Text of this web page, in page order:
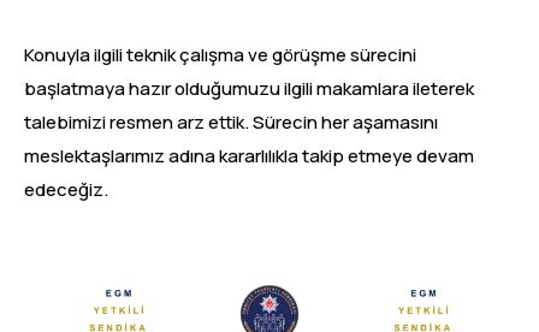
Konuyla ilgili teknik çalışma ve görüşme sürecini
başlatmaya hazır olduğumuzu ilgili makamlara ileterek
talebimizi resmen arz ettik. Sürecin her aşamasını
meslektaşlarımız adına kararlılıkla takip etmeye devam
edeceğiz.